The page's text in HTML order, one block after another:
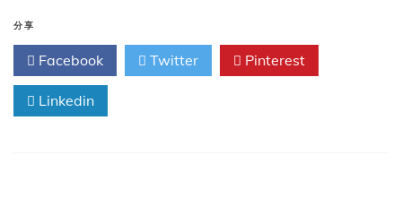
迹
的
DNA：
首
个
分享
Facebook Twitter Pinterest
Linkedin